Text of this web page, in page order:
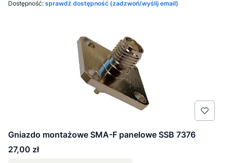
Dostępność: sprawdź dostępność (zadzwoń/wyślij email)
Gniazdo montażowe SMA-F panelowe SSB 7376
Cena
27,00 zł